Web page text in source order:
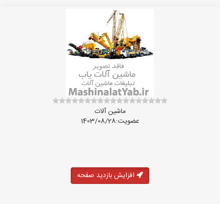
ماشین آلات
عضویت:1403/08/28
افزایش بازدید صفحه